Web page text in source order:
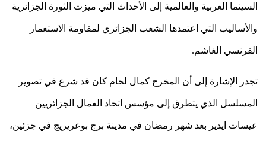
السينما العربية والعالمية إلى الأحداث التي ميزت الثورة الجزائرية
والأساليب التي اعتمدها الشعب الجزائري لمقاومة الاستعمار
الفرنسي الغاشم.
تجدر الإشارة إلى أن المخرج كمال لحام كان قد شرع في تصوير
المسلسل الذي يتطرق إلى مؤسس اتحاد العمال الجزائريين
عيسات ايدير بعد شهر رمضان في مدينة برج بوعريريج في جزئين،